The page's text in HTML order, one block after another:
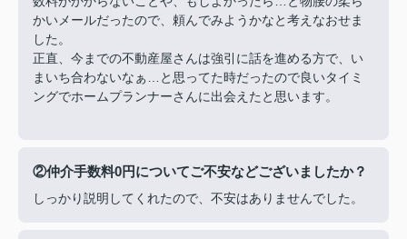
かいメールだったので、頼んでみようかなと考えなおせま
した。
正直、今までの不動産屋さんは強引に話を進める方で、い
まいち合わないなぁ…と思ってた時だったので良いタイミ
ングでホームプランナーさんに出会えたと思います。
②仲介手数料0円についてご不安などございましたか？
しっかり説明してくれたので、不安はありませんでした。